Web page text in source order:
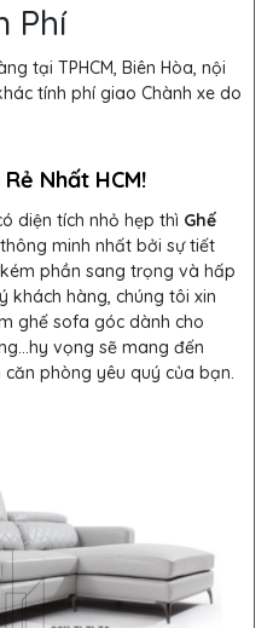
Phí
tại TPHCM, Biên Hòa, nội
tính phí giao Chành xe do
Nhất HCM!
diện tích nhỏ hẹp thì Ghế
minh nhất bởi sự tiết
phần sang trọng và hấp
khách hàng, chúng tôi xin
ghế sofa góc dành cho
vọng sẽ mang đến
phòng yêu quý của bạn.